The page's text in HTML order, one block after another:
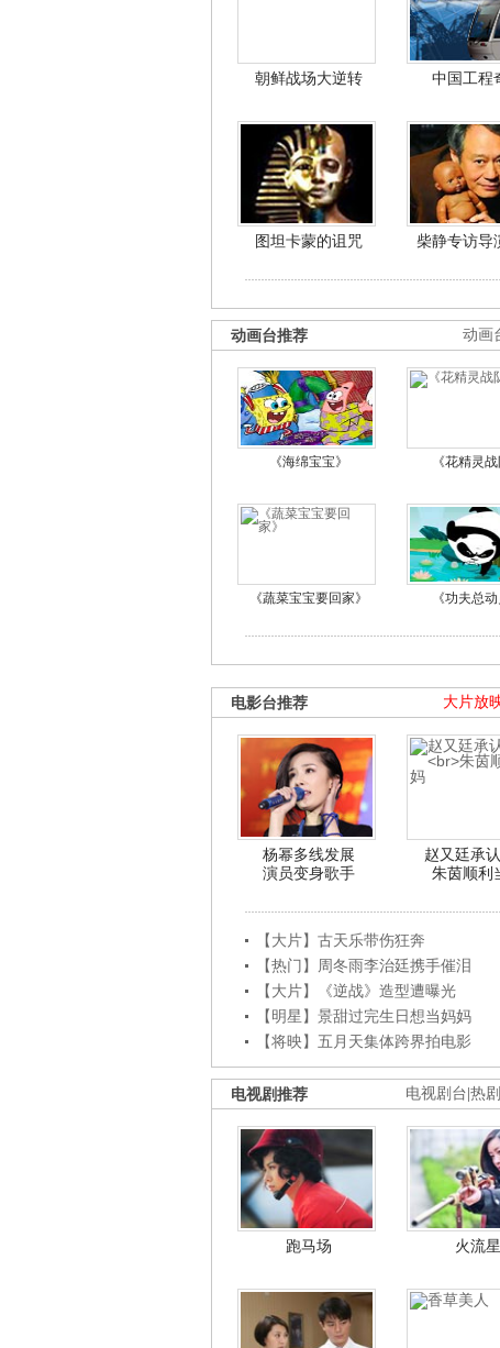
朝鲜战场大逆转 中国工程
图坦卡蒙的诅咒 柴静专访导
动画
动画台推荐
《海绵宝宝》 《花精灵战
《蔬菜宝宝要回家》 《功夫总动
大片放
电影台推荐
杨幂多线发展
演员变身歌手
赵又廷承
朱茵顺利
【大片】古天乐带伤狂奔
【热门】周冬雨李治廷携手催泪
【大片】《逆战》造型遭曝光
【明星】景甜过完生日想当妈妈
【将映】五月天集体跨界拍电影
电视剧台 热
电视剧推荐
跑马场 火流星